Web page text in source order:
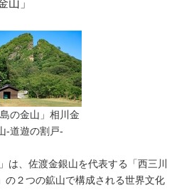
山」
島の金山」相川金
-道遊の割戸-
、佐渡金銀山を代表する「西三川
の２つの鉱山で構成される世界文化